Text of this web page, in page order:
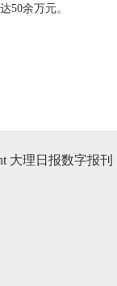
50余万元。
大理日报数字报刊